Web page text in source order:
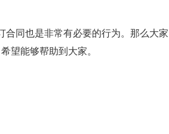
合同也是非常有必要的行为。那么大家
望能够帮助到大家。